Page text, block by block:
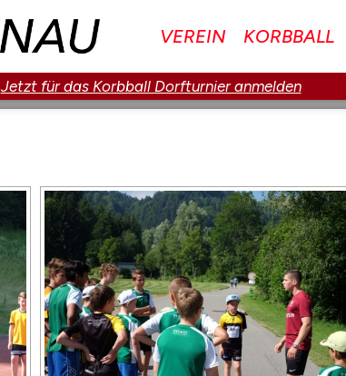
VEREIN KORBBALL
Jetzt für das Korbball Dorfturnier anmelden